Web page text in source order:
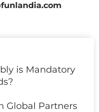
is Mandatory
Global Partners